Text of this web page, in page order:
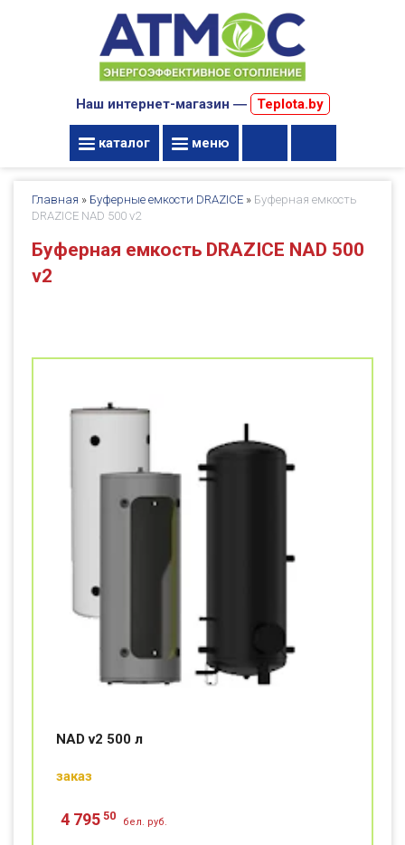
Наш интернет-магазин ― Teplota.by
каталог меню
Главная » Буферные емкости DRAZICE » Буферная емкость
DRAZICE NAD 500 v2
Буферная емкость DRAZICE NAD 500
v2
NAD v2 500 л
заказ
4 795 50 бел. руб.